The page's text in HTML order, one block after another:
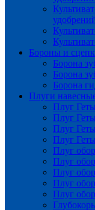
Бороны и
Борона
Борона
Борона
Плуги
Плуг
Плуг
Плуг
Плуг
Плуг
Плуг
Плуг
Плуг
Плуг